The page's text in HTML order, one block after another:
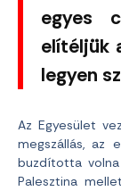
egyes
elítéljük
legyen
Az Egyesület
megszállás, az
buzdította
Palesztina